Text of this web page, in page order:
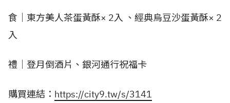
食｜東方美人茶蛋黃酥× 2入 、經典烏豆沙蛋黃酥× 2
入
禮｜登月倒酒片、銀河通行祝福卡
購買連結： https://city9.tw/s/3141